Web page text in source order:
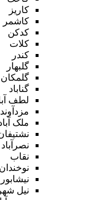
کاریز
کاشمر
کدکن
کلات
کندر
گلبهار
گلمکان
گناباد
لطف
مزدآوند
ملک
نصرآباد
نقاب
نوخندان
نیشابور
نیل شهر